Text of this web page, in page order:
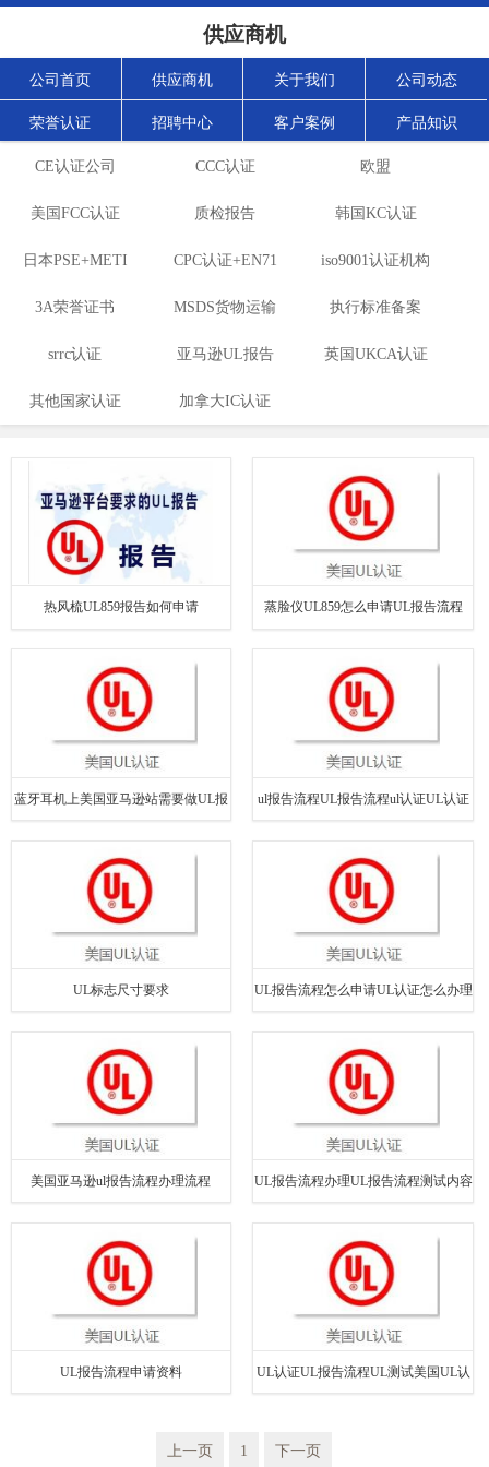
供应商机
公司首页 供应商机 关于我们 公司动态
荣誉认证 招聘中心 客户案例 产品知识
CE认证公司 CCC认证 欧盟
ROHS+REACH
认证
美国FCC认证 质检报告 韩国KC认证
日本PSE+METI
备案
CPC认证+EN71
玩具认证
iso9001认证机构
3A荣誉证书 MSDS货物运输
报告
执行标准备案
srrc认证 亚马逊UL报告 英国UKCA认证
其他国家认证 加拿大IC认证
热风梳UL859报告如何申请 蒸脸仪UL859怎么申请UL报告流程
蓝牙耳机上美国亚马逊站需要做UL报 ul报告流程UL报告流程ul认证UL认证
UL标志尺寸要求 UL报告流程怎么申请UL认证怎么办理
美国亚马逊ul报告流程办理流程 UL报告流程办理UL报告流程测试内容
UL报告流程申请资料 UL认证UL报告流程UL测试美国UL认
上一页 1 下一页